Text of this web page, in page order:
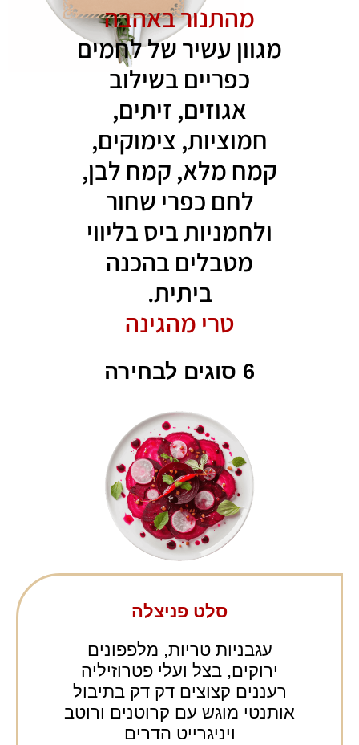
מהתנור באהבה
מגוון עשיר של לחמים
כפריים בשילוב
אגוזים, זיתים,
חמוציות, צימוקים,
קמח מלא, קמח לבן,
לחם כפרי שחור
ולחמניות ביס בליווי
מטבלים בהכנה
ביתית.
טרי מהגינה
6 סוגים לבחירה
סלט פניצלה
עגבניות טריות, מלפפונים
ירוקים, בצל ועלי פטרוזיליה
רעננים קצוצים דק דק בתיבול
אותנטי מוגש עם קרוטנים ורוטב
ויניגרייט הדרים